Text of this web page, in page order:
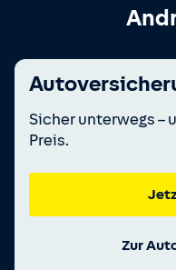
Sicher unterwegs –
Preis.
Zur